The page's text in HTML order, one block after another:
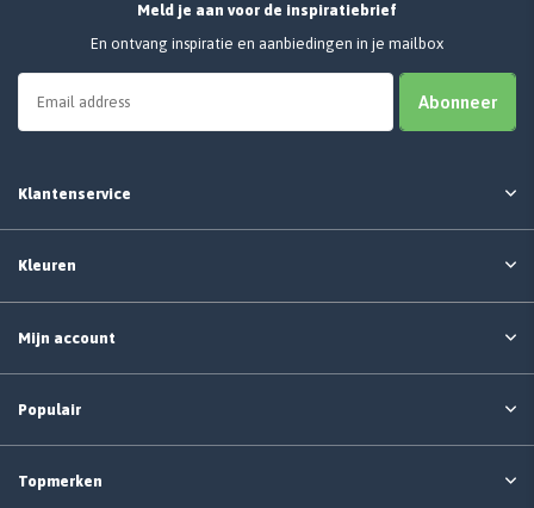
Meld je aan voor de inspiratiebrief
En ontvang inspiratie en aanbiedingen in je mailbox
Abonneer
Klantenservice
Kleuren
Mijn account
Populair
Topmerken